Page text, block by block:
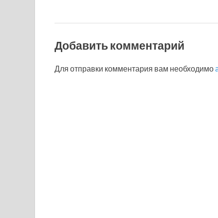
Добавить комментарий
Для отправки комментария вам необходимо